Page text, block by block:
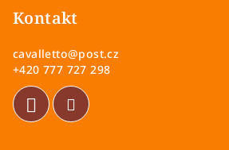
Kontakt
cavalletto@post.cz
+420 777 727 298